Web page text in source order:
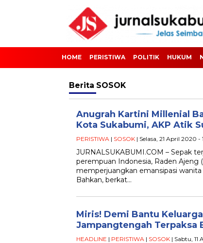
HOME PERISTIWA POLITIK HUKUM
Berita SOSOK
Anugrah Kartini Millenial
Kota Sukabumi, AKP Atik
PERISTIWA | SOSOK | Selasa, 21 April 2020 -
JURNALSUKABUMI.COM – Sepak
perempuan Indonesia, Raden Ajeng
memperjuangkan emansipasi
Bahkan, berkat…
Miris! Demi Bantu
Jampangtengah Terpaksa
HEADLINE | PERISTIWA | SOSOK | Sabtu,